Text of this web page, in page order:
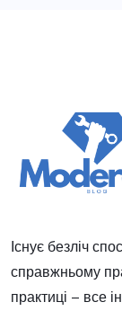
Існує безліч
справжньому
практиці – все